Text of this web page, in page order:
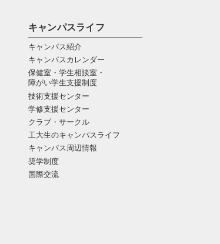
キャンパスライフ
キャンパス紹介
キャンパスカレンダー
保健室・学生相談室・
障がい学生支援制度
技術支援センター
学修支援センター
クラブ・サークル
工大生のキャンパスライフ
キャンパス周辺情報
奨学制度
国際交流